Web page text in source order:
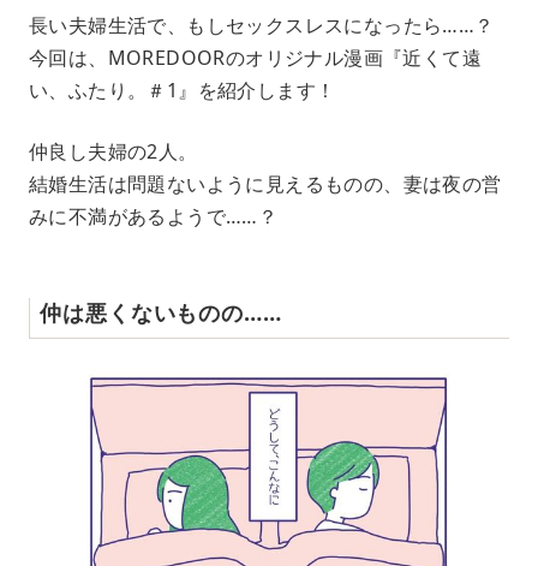
u
t
長い夫婦生活で、もしセックスレスになったら……？
今回は、MOREDOORのオリジナル漫画『近くて遠
い、ふたり。＃1』を紹介します！
仲良し夫婦の2人。
結婚生活は問題ないように見えるものの、妻は夜の営
みに不満があるようで……？
仲は悪くないものの……